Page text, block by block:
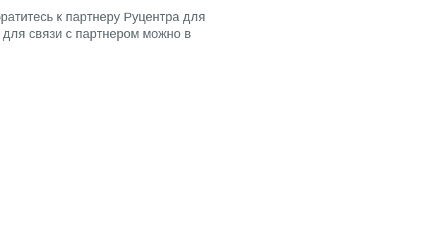
к партнеру Руцентра для
связи с партнером можно в